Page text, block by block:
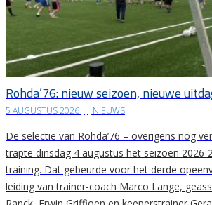
Rohda’76: nieuw seizoen, nieuwe
5 AUGUSTUS 2026 | NIEUWS
De selectie van Rohda’76 – overigens nog
trapte dinsdag 4 augustus het seizoen
training. Dat gebeurde voor het derde
leiding van trainer-coach Marco Lange,